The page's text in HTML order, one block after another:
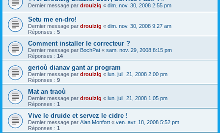
Dernier message par drouizig « dim. nov. 30, 2008 2:55 pm
Setu me en-dro!
Dernier message par drouizig « dim. nov. 30, 2008 9:27 am
Réponses : 5
Comment installer le correcteur ?
Dernier message par BochPat « sam. nov. 29, 2008 8:15 pm
Réponses : 14
gerioù dianav gant ar program
Dernier message par drouizig « lun. juil. 21, 2008 2:00 pm
Réponses : 9
Mat an traoù
Dernier message par drouizig « lun. juil. 21, 2008 1:05 pm
Réponses : 1
Vive le druide et servez le cidre !
Dernier message par Alan Monfort « ven. avr. 18, 2008 5:52 pm
Réponses : 1